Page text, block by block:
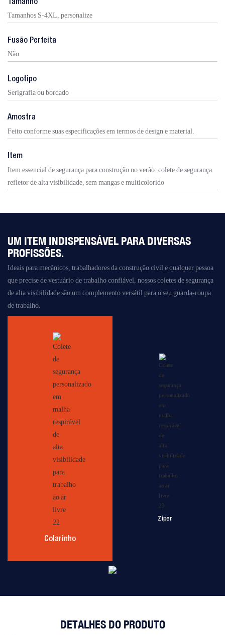
Tamanho
Tamanhos S-4XL, personalize
Fusão Perfeita
Não
Logotipo
Serigrafia ou bordado
Amostra
Feito conforme suas especificações em termos de design e material.
Item
Item essencial de segurança para construção no verão: colete de segurança
refletor de alta visibilidade, sem mangas e multicolorido
UM ITEM INDISPENSÁVEL PARA DIVERSAS
PROFISSÕES.
Ideais para mecânicos, trabalhadores da construção civil e qualquer pessoa
que precise de vestuário de trabalho confiável, nossoscoletes de segurança
de alta visibilidadesão um complemento versátil para o seu guarda-roupa
de trabalho.
Colarinho
Zíper
DETALHES DO PRODUTO